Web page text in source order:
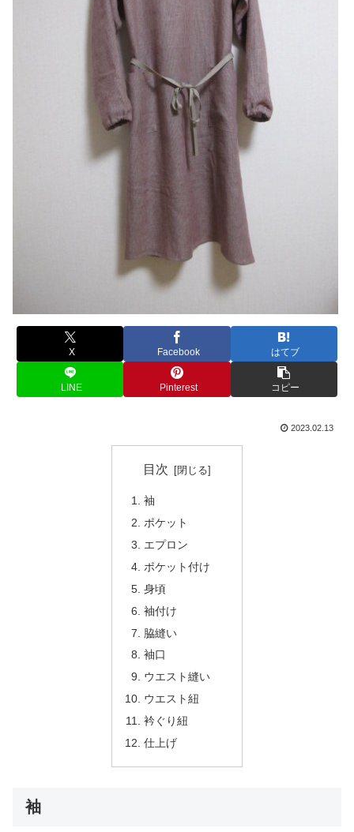
X Facebook はてブ
LINE Pinterest コピー
2023.02.13
目次
袖
ポケット
エプロン
ポケット付け
身頃
袖付け
脇縫い
袖口
ウエスト縫い
ウエスト紐
衿ぐり紐
仕上げ
袖